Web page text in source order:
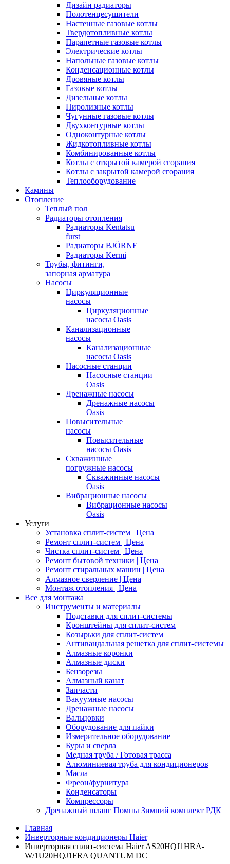
Дизайн радиаторы
Полотенцесушители
Настенные газовые котлы
Твердотопливные котлы
Парапетные газовые котлы
Электрические котлы
Напольные газовые котлы
Конденсационные котлы
Дровяные котлы
Газовые котлы
Дизельные котлы
Пиролизные котлы
Чугунные газовые котлы
Двухконтурные котлы
Одноконтурные котлы
Жидкотопливные котлы
Комбинированные котлы
Котлы с открытой камерой сгорания
Котлы с закрытой камерой сгорания
Теплооборудование
Камины
Отопление
Теплый пол
Радиаторы отопления
Радиаторы Kentatsu
furst
Радиаторы BJÖRNE
Радиаторы Kermi
Трубы, фитинги,
запорная арматура
Насосы
Циркуляционные
насосы
Циркуляционные
насосы Oasis
Канализационные
насосы
Канализационные
насосы Oasis
Насосные станции
Насосные станции
Oasis
Дренажные насосы
Дренажные насосы
Oasis
Повысительные
насосы
Повысительные
насосы Oasis
Скважинные
погружные насосы
Скважинные насосы
Oasis
Вибрационные насосы
Вибрационные насосы
Oasis
Услуги
Установка сплит-систем | Цена
Ремонт сплит-систем | Цена
Чистка сплит-систем | Цена
Ремонт бытовой техники | Цена
Ремонт стиральных машин | Цена
Алмазное сверление | Цена
Монтаж отопления | Цена
Все для монтажа
Инструменты и материалы
Подставки для сплит-системы
Кронштейны для сплит-систем
Козырьки для сплит-систем
Антивандальная решетка для сплит-системы
Алмазные коронки
Алмазные диски
Бензорезы
Алмазный канат
Запчасти
Вакуумные насосы
Дренажные насосы
Вальцовки
Оборудование для пайки
Измерительное оборудование
Буры и сверла
Медная труба / Готовая трасса
Алюминиевая труба для кондиционеров
Масла
Фреон/фурнитура
Конденсаторы
Компрессоры
Дренажный шланг Помпы Зимний комплект РДК
Главная
Инверторные кондиционеры Haier
Инверторная сплит-система Haier AS20HQJ1HRA-
W/1U20HQJ1FRA QUANTUM DC